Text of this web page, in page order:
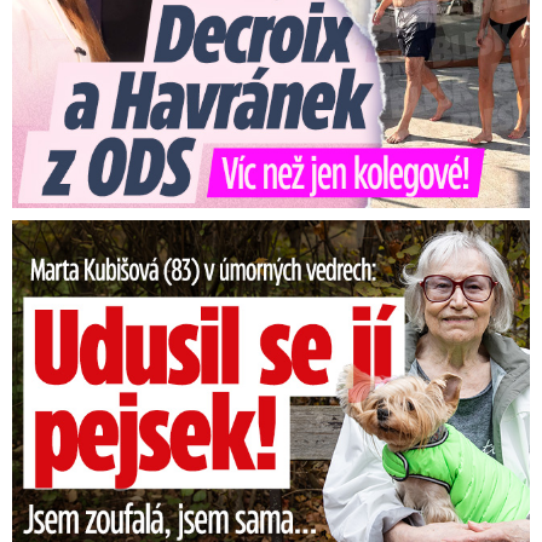
Ministryně pro místní rozvoj Klára Dostálová (za
ANO) prohlásila, že právě s epidemií koronaviru
vyvstala
akutní potřeba přijetí předlohy,
protože neexistuje možnost efektivní
kontroly. Turisté v Česku sice kvůli uzavření
hranic nejsou, ale tento stav je dočasný a je
nutné se na jejich příchod připravit, podotkla.
Živnostenské úřady si podle ní budou moci v
mezičase údaje o ubytovatelích vyžádat.
Ubytovatelé následně budou muset vést podle
zákona o cizinecké policii knihy o hostech.
Marta Kubišová (83) v úmorných vedrech: Udusil se jí pejsek!